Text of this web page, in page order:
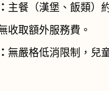
主餐（漢堡、飯類）
收取額外服務費。
無嚴格低消限制，兒